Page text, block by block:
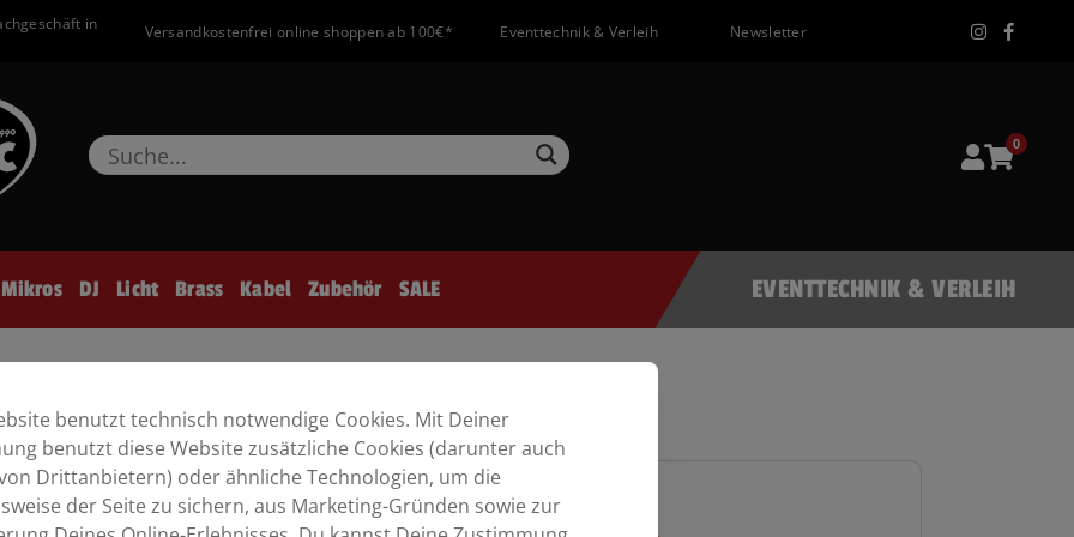
in Versandkostenfrei online shoppen ab 100€* Eventtechnik & Verleih Newsletter
0
Mikros DJ Licht Brass Kabel Zubehör SALE EVENTTECHNIK & VERLEIH
Schwarz Metronom #836
benutzt technisch notwendige Cookies. Mit Deiner
benutzt diese Website zusätzliche Cookies (darunter auch
Drittanbietern) oder ähnliche Technologien, um die
der Seite zu sichern, aus Marketing-Gründen sowie zur